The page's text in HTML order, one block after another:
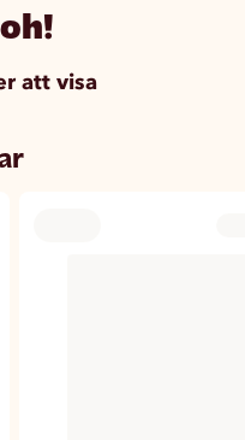
att visa